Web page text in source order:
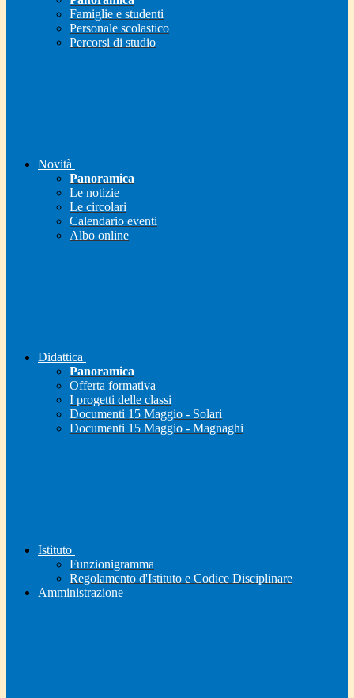
Famiglie e studenti
Personale scolastico
Percorsi di studio
Novità
Panoramica
Le notizie
Le circolari
Calendario eventi
Albo online
Didattica
Panoramica
Offerta formativa
I progetti delle classi
Documenti 15 Maggio - Solari
Documenti 15 Maggio - Magnaghi
Istituto
Funzionigramma
Regolamento d'Istituto e Codice Disciplinare
Amministrazione